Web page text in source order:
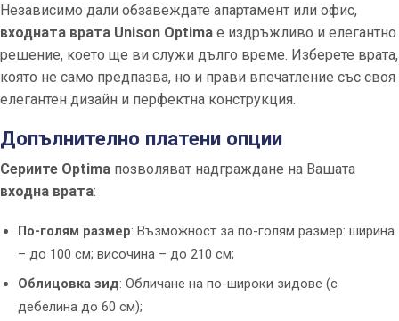
Независимо дали обзавеждате апартамент или офис,
входната врата Unison Optima е издръжливо и елегантно
решение, което ще ви служи дълго време. Изберете врата,
която не само предпазва, но и прави впечатление със своя
елегантен дизайн и перфектна конструкция.
Допълнително платени опции
Сериите Optima позволяват надграждане на Вашата
входна врата:
По-голям размер: Възможност за по-голям размер: ширина
– до 100 см; височина – до 210 см;
Облицовка зид: Обличане на по-широки зидове (с
дебелина до 60 см);